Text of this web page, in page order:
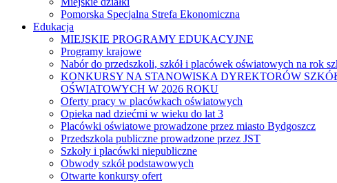
Pomorska Specjalna Strefa Ekonomiczna
Edukacja
MIEJSKIE PROGRAMY EDUKACYJNE
Programy krajowe
Nabór do przedszkoli, szkół i placówek oświatowych na rok
KONKURSY NA STANOWISKA DYREKTORÓW
OŚWIATOWYCH W 2026 ROKU
Oferty pracy w placówkach oświatowych
Opieka nad dziećmi w wieku do lat 3
Placówki oświatowe prowadzone przez miasto Bydgoszcz
Przedszkola publiczne prowadzone przez JST
Szkoły i placówki niepubliczne
Obwody szkół podstawowych
Otwarte konkursy ofert